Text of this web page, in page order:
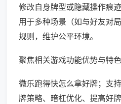
修改自身牌型或隐藏操作痕
用于多种场景（如与好友对
规则，维护公平环境。
聚焦相关游戏功能优势与特色
微乐跑得快怎么拿好牌；支
牌策略、暗杠优化、提高好